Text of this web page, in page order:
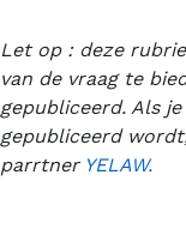
Let op : deze
van de vraag te
gepubliceerd. Als
gepubliceerd
parrtner YELAW.